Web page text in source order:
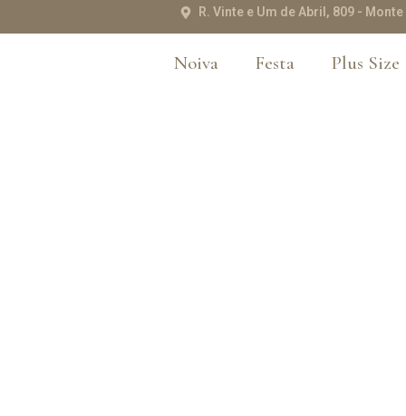
R. Vinte e Um de Abril, 809 -
Noiva Festa Plus Size